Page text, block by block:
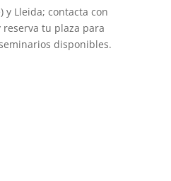
y Lleida; contacta con
tu plaza para
disponibles.